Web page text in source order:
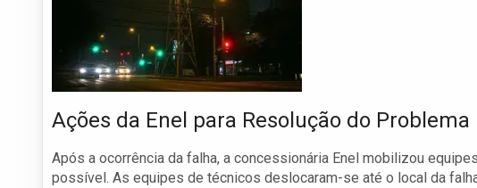
Ações da Enel para Resolução do Problema
Após a ocorrência da falha, a concessionária Enel mobilizou
possível. As equipes de técnicos deslocaram-se até o local da